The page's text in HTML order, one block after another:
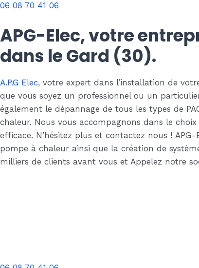
06 08 70 41 06
APG-Elec, votre
dans le Gard (30).
A.P.G Elec, votre expert dans l’installation de
que vous soyez un professionnel ou un
également le dépannage de tous les types de
chaleur. Nous vous accompagnons dans le
efficace. N’hésitez plus et contactez nous !
pompe à chaleur ainsi que la création de
milliers de clients avant vous et Appelez notre